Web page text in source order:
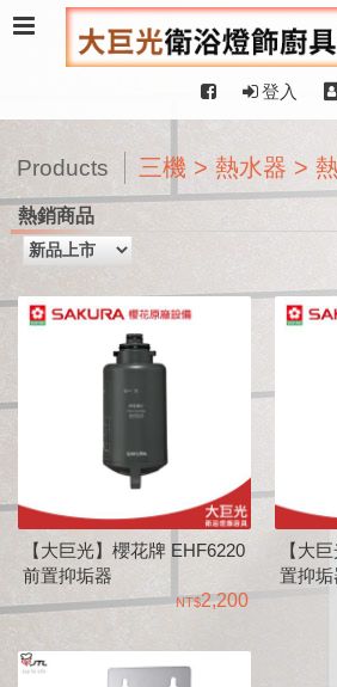
登入
Products 三機 > 熱水器 >
熱銷商品
【大巨光】櫻花牌 EHF6220
前置抑垢器
2,200
【大
置抑垢